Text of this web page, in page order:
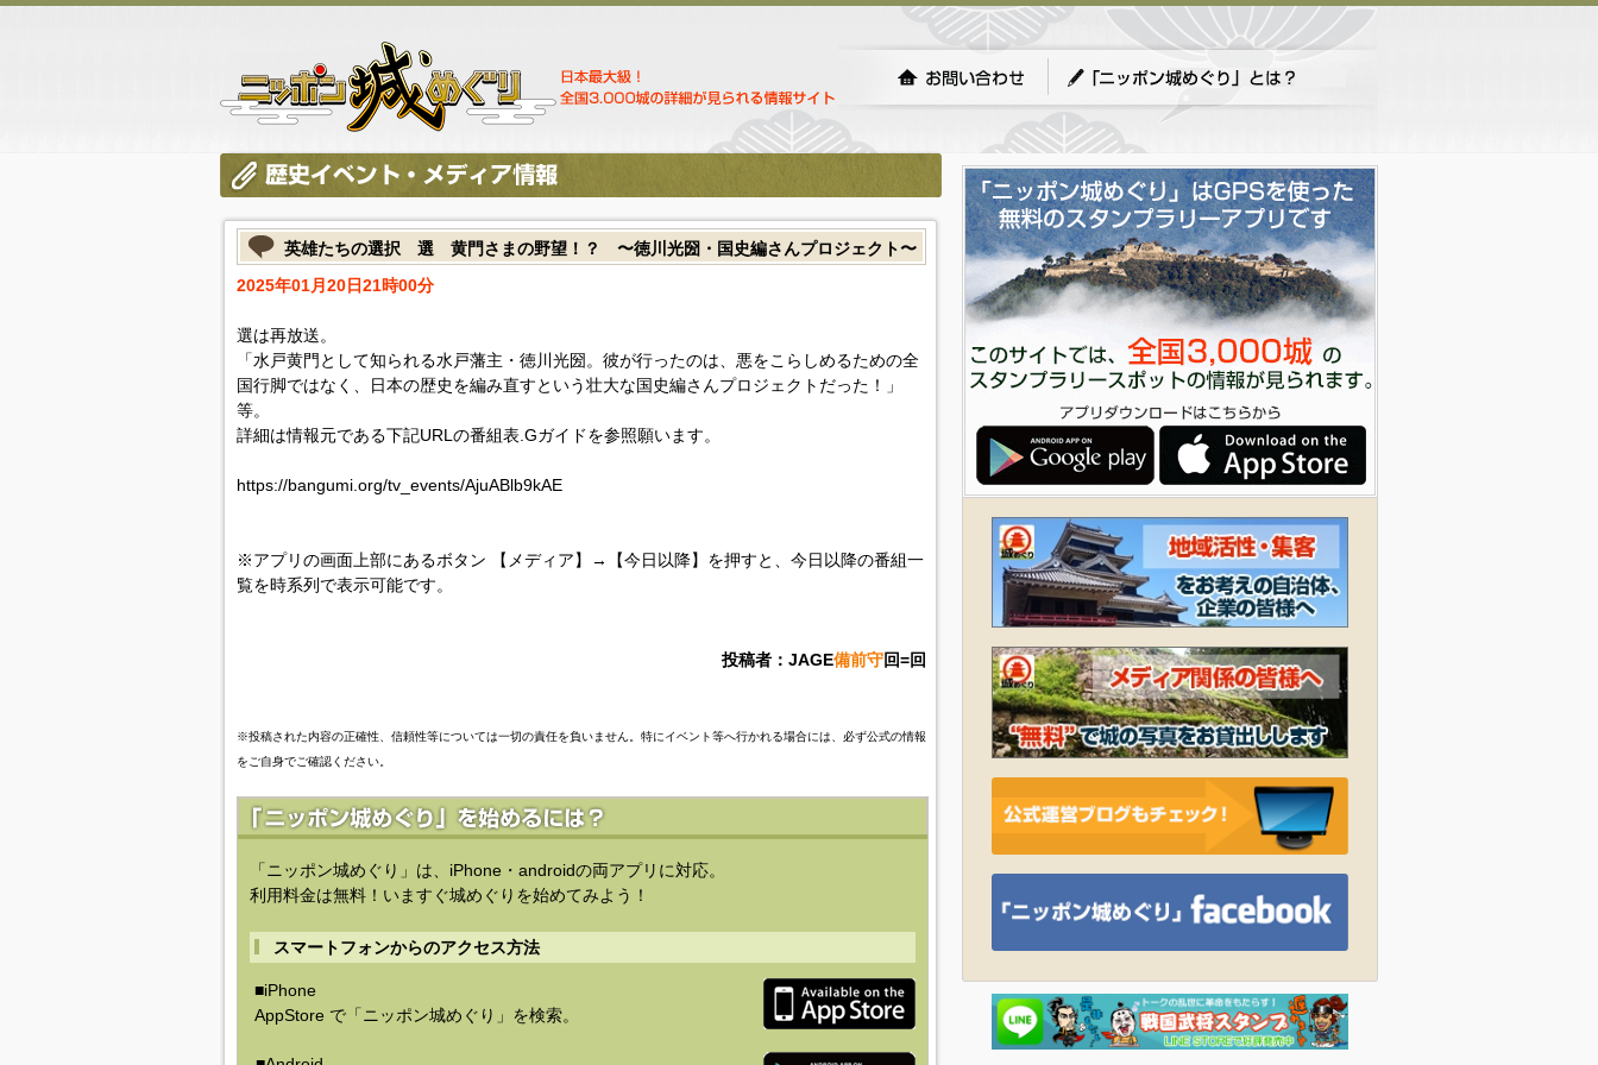
英雄たちの選択 選 黄門さまの野望！？ 〜徳川光圀・国史編さんプロジェクト〜
2025年01月20日21時00分
選は再放送。
「水戸黄門として知られる水戸藩主・徳川光圀。彼が行ったのは、悪をこらしめるための全
国行脚ではなく、日本の歴史を編み直すという壮大な国史編さんプロジェクトだった！」
等。
詳細は情報元である下記URLの番組表.Gガイドを参照願います。
https://bangumi.org/tv_events/AjuABlb9kAE
※アプリの画面上部にあるボタン 【メディア】→【今日以降】を押すと、今日以降の番組一
覧を時系列で表示可能です。
投稿者：JAGE備前守回=回
※投稿された内容の正確性、信頼性等については一切の責任を負いません。特にイベント等へ行かれる場合には、必ず公式の情報
をご自身でご確認ください。
「ニッポン城めぐり」は、iPhone・androidの両アプリに対応。
利用料金は無料！いますぐ城めぐりを始めてみよう！
スマートフォンからのアクセス方法
■iPhone
AppStore で「ニッポン城めぐり」を検索。